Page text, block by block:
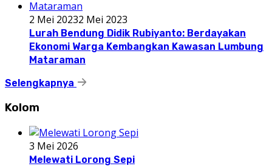
2 Mei 20232 Mei 2023
Lurah Bendung Didik Rubiyanto: Berdayakan
Ekonomi Warga Kembangkan Kawasan Lumbung
Mataraman
Selengkapnya
Kolom
3 Mei 2026
Melewati Lorong Sepi